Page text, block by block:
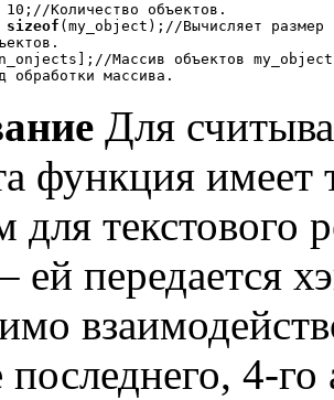
10; //Количество объектов .
sizeof (my_object); //Вычисляет размер
ектов .
//Массив объектов my_object
обработки массива .
Для
функция имеет
для
ей передается
последнего, 4-